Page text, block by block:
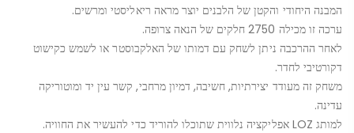
המבנה היחודי והקטן של הלבנים יוצר מראה ריאליסטי ומרשים.
ערכה זו מכילה 2750 חלקים של הנאה צרופה.
לאחר ההרכבה ניתן לשחק עם דמותו של האלקבוסטר או לשמש כקישוט
דקורטיבי לחדר.
משחק זה מעודד יצירתיות, חשיבה, דמיון מרחבי, קשר עין יד ומוטוריקה
עדינה.
למותג LOZ אפליקציה נלווית שתוכלו להוריד כדי להעשיר את החוויה.